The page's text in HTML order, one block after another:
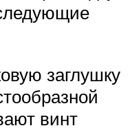
заглушку
винт